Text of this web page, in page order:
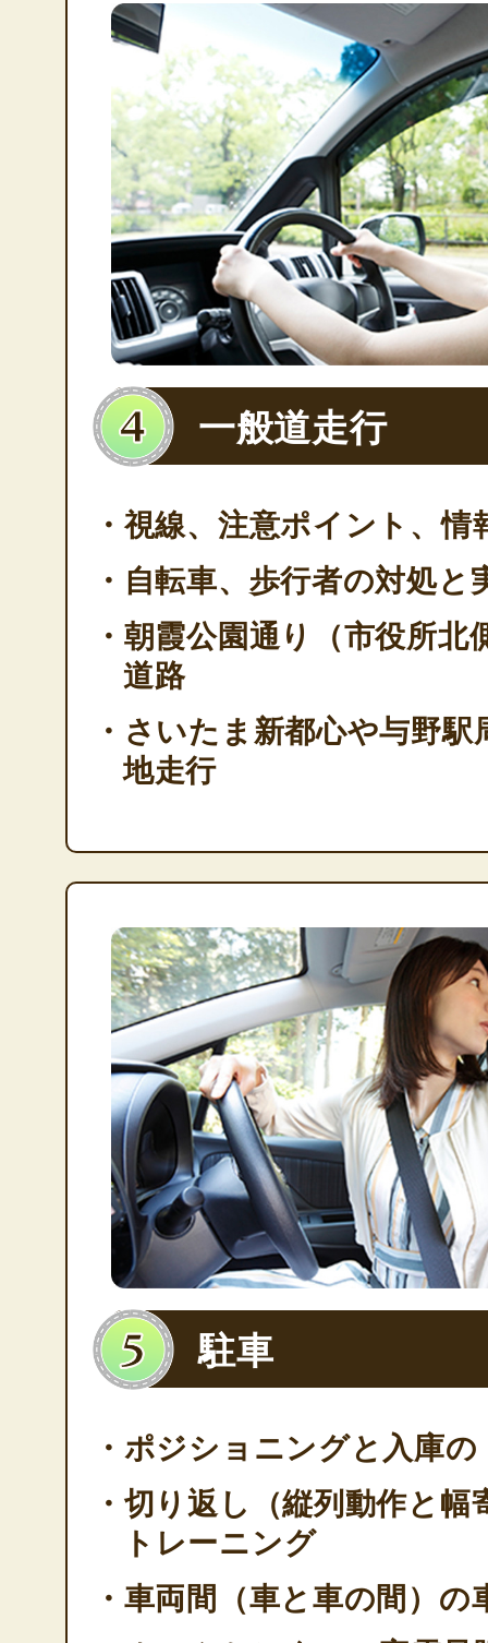
一般道走行
・視線、注意ポイント、情
・自転車、歩行者の対処と
・朝霞公園通り（市役所北
道路
・さいたま新都心や与野
地走行
駐車
・ポジショニングと入庫
・切り返し（縦列動作と幅
トレーニング
・車両間（車と車の間）の